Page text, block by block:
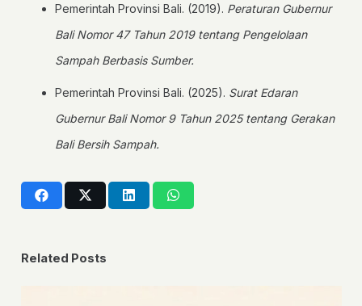
Pemerintah Provinsi Bali. (2019). Peraturan Gubernur
Bali Nomor 47 Tahun 2019 tentang Pengelolaan
Sampah Berbasis Sumber.
Pemerintah Provinsi Bali. (2025). Surat Edaran
Gubernur Bali Nomor 9 Tahun 2025 tentang Gerakan
Bali Bersih Sampah.
Related Posts